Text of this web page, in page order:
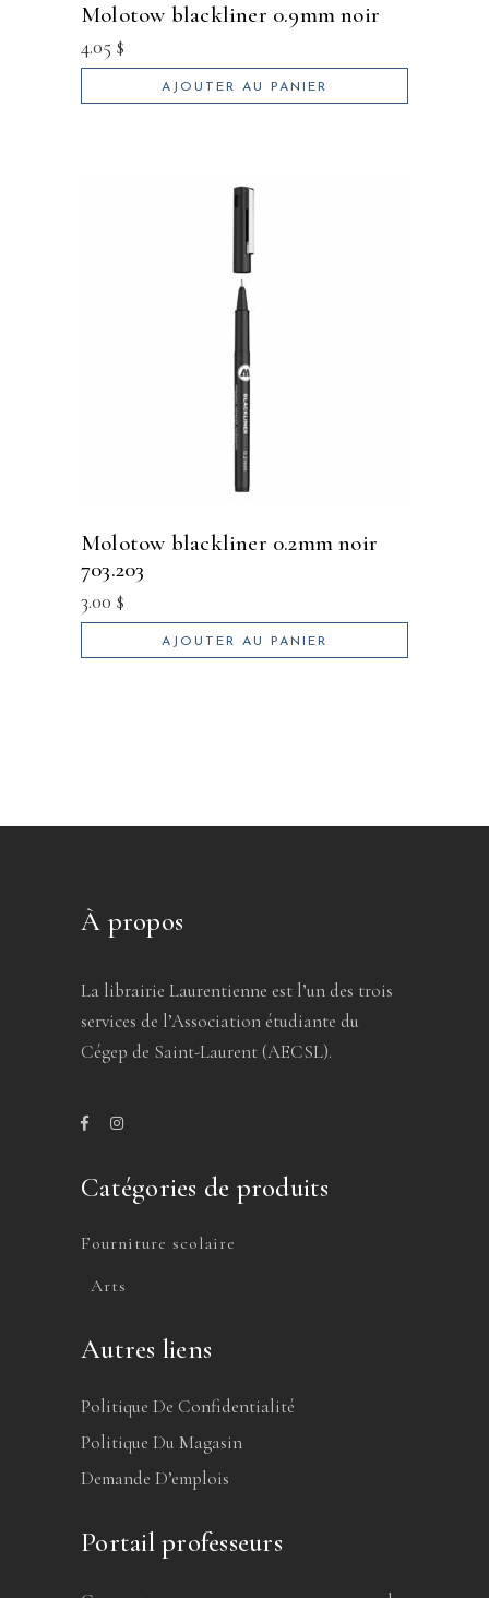
molotow blackliner 0.9mm noir
4.05 $
AJOUTER AU PANIER
molotow blackliner 0.2mm noir
703.203
3.00 $
AJOUTER AU PANIER
À propos
La librairie Laurentienne est l’un des trois
services de l’Association étudiante du
Cégep de Saint-Laurent (AECSL).
Catégories de produits
Fourniture scolaire
Arts
Autres liens
Politique De Confidentialité
Politique Du Magasin
Demande D’emplois
Portail professeurs